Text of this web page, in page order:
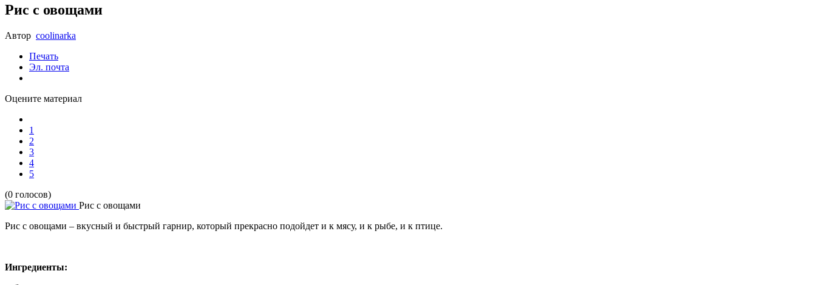
Рис с овощами
Автор coolinarka
Печать
Эл. почта
Оцените материал
1
2
3
4
5
(0 голосов)
Рис с овощами
Рис с овощами – вкусный и быстрый гарнир, который прекрасно подойдет и к мясу, и к рыбе, и к птице.
Ингредиенты: